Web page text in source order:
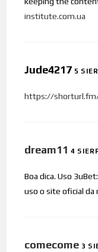
institute.com.ua
Jude4217 5
https://shorturl.fm/
dream11 4
Boa dica. Uso
uso o site oficial da
comecome 3